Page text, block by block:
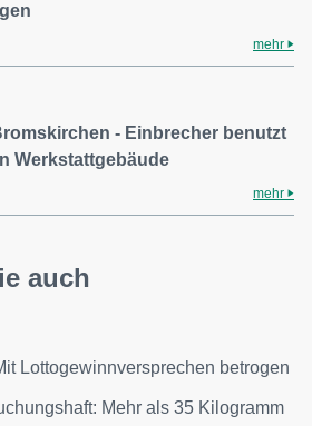
mehr
- Einbrecher benutzt
Werkstattgebäude
mehr
auch
Lottogewinnversprechen betrogen
Mehr als 35 Kilogramm